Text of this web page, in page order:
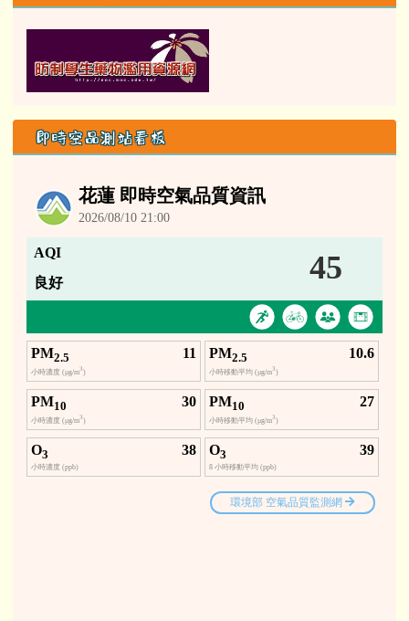
即時空品測站看板